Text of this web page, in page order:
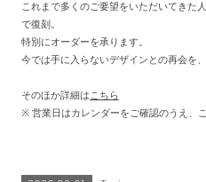
これまで多くのご要望をいただいてきた
で復刻。
特別にオーダーを承ります。
今では手に入らないデザインとの再会を
そのほか詳細は こちら
※ 営業日はカレンダーをご確認のうえ、